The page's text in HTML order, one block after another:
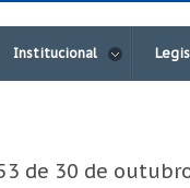
Institucional
de 30 de